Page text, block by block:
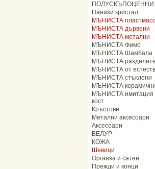
Нанизи кристал
МЪНИСТА
МЪНИСТА дървени
МЪНИСТА метални
МЪНИСТА Фимо
МЪНИСТА Шамбала
МЪНИСТА
МЪНИСТА от
МЪНИСТА стъклени
МЪНИСТА керамични
МЪНИСТА имитация
кост
Кръстове
Метални аксесоари
Аксесоари
ВЕЛУР
КОЖА
Шевици
Органза и сатен
Прежди и конци